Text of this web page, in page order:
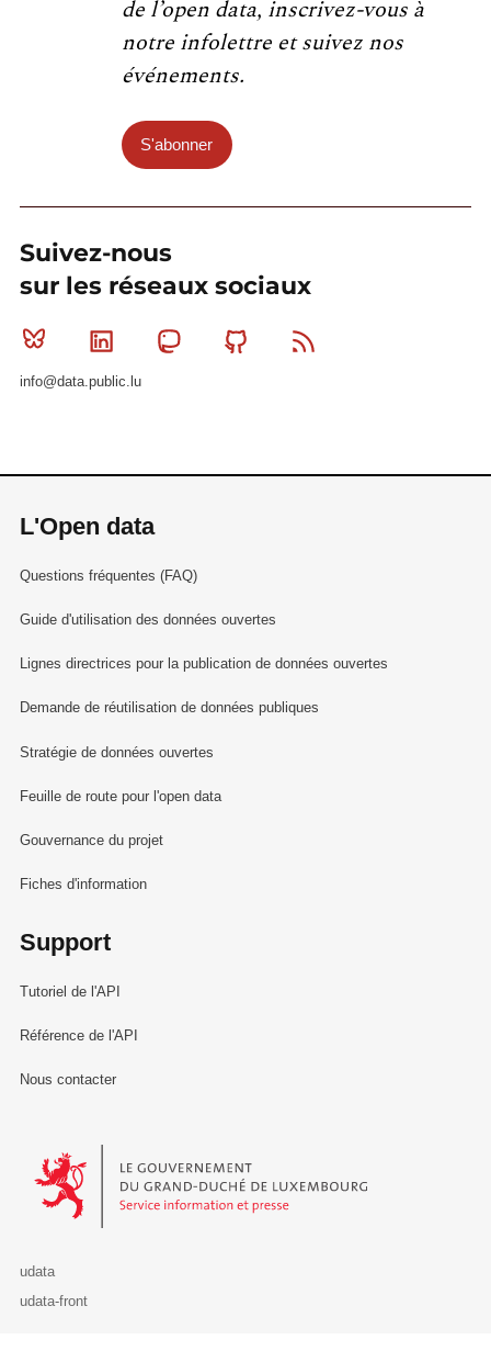
de l’open data, inscrivez-vous à
notre infolettre et suivez nos
événements.
S'abonner
Suivez-nous
sur les réseaux sociaux
Bluesky Linkedin MastodonGithub
info@data.public.lu
L'Open data
Questions fréquentes (FAQ)
Guide d'utilisation des données ouvertes
Lignes directrices pour la publication de données ouvertes
Demande de réutilisation de données publiques
Stratégie de données ouvertes
Feuille de route pour l'open data
Gouvernance du projet
Fiches d'information
Support
Tutoriel de l'API
Référence de l'API
Nous contacter
Le Gouvernement du Grand-Duché de Luxembourg - Service
udata
udata-front